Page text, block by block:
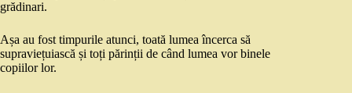
grădinari.
Așa au fost timpurile atunci, toată lumea încerca să
supraviețuiască și toți părinții de când lumea vor binele
copiilor lor.